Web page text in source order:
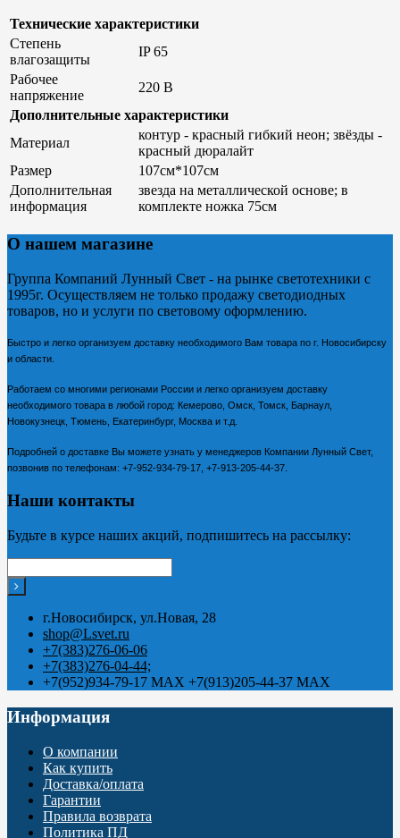
Технические характеристики
Степень
влагозащиты
IP 65
Рабочее
напряжение
220 В
Дополнительные характеристики
Материал
контур - красный гибкий неон; звёзды -
красный дюралайт
Размер
107см*107см
Дополнительная
информация
звезда на металлической основе; в
комплекте ножка 75см
О нашем магазине
Группа Компаний Лунный Свет - на рынке светотехники с
1995г. Осуществляем не только продажу светодиодных
товаров, но и услуги по световому оформлению.
Быстро и легко организуем доставку необходимого Вам товара по г. Новосибирску
и области.
Работаем со многими регионами России и легко организуем доставку
необходимого товара в любой город: Кемерово, Омск, Томск, Барнаул,
Новокузнецк, Тюмень, Екатеринбург, Москва и т.д.
Подробней о доставке Вы можете узнать у менеджеров Компании Лунный Свет,
позвонив по телефонам: +7-952-934-79-17, +7-913-205-44-37.
Наши контакты
Будьте в курсе наших акций, подпишитесь на рассылку:
г.Новосибирск, ул.Новая, 28
shop@Lsvet.ru
+7(383)276-06-06
+7(383)276-04-44;
+7(952)934-79-17 MAX +7(913)205-44-37 MAX
Информация
О компании
Как купить
Доставка/оплата
Гарантии
Правила возврата
Политика ПД